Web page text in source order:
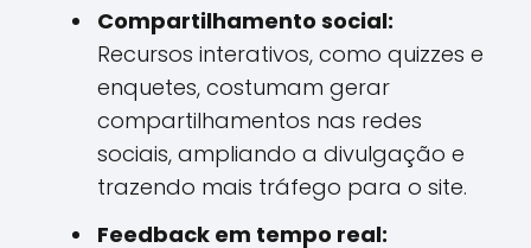
Compartilhamento social:
Recursos interativos, como quizzes e
enquetes, costumam gerar
compartilhamentos nas redes
sociais, ampliando a divulgação e
trazendo mais tráfego para o site.
Feedback em tempo real: